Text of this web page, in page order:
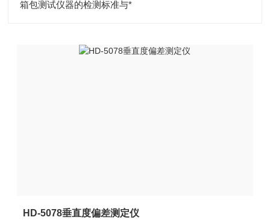
箱包测试仪器的检测标准与*
HD-5078垂直度偏差测定仪